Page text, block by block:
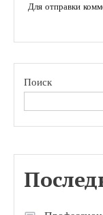
Для отправки
Поиск